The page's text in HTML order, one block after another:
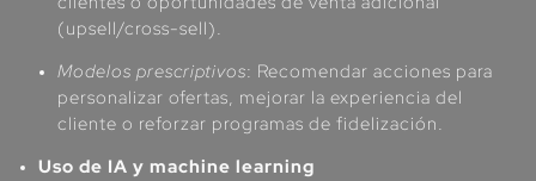
(upsell/cross-sell).
Modelos prescriptivos: Recomendar acciones para
personalizar ofertas, mejorar la experiencia del
cliente o reforzar programas de fidelización.
Uso de IA y machine learning